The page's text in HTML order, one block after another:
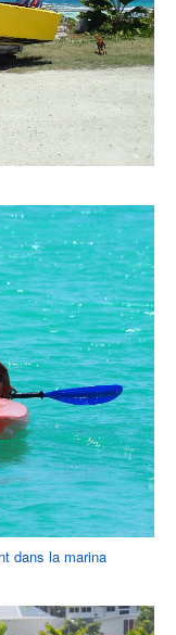
dans la marina